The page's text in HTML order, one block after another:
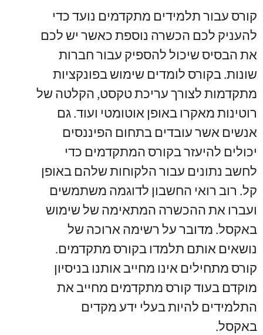
קורס עבור תלמידים מתקדמים נועד כדי
להעניק לכם הכשרה נוספת כאשר יש לכם
את הבסיס שיכול להספיק עבור חברות
שונות. בקורס לומדים שימוש בפונקציות
מתקדמות לצורך עריכת טקסט, הקלטה של
רוטינות מאקרו באופן אוטומטי ועוד. גם
אנשים אשר עובדים בתחום הפיננסים
יכולים להיעזר בקורס המתקדמים כדי
לחשב נתונים עבור הלקוחות שלהם באופן
קל. רוב רואי החשבון לדוגמה משתמשים
ועברו את ההכשרה המתאימה של שימוש
באקסל. מדובר על רשימה ארוכה של
נושאים אותם תלמדו בקורס מתקדמים.
קורס מתחילים אינו מחייב אותנו בניסיון
מוקדם בעוד קורס מתקדמים מחייב את
התלמידים להיות בעלי ידע מקדים
באקסל.